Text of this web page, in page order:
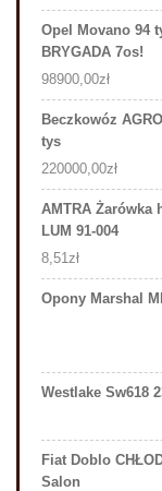
Opel Movano 94
BRYGADA 7os!
98900,00zł
Beczkowóz
tys
220000,00zł
AMTRA Żarówka
LUM 91-004
8,51zł
Opony Marshal
Westlake Sw618
Fiat Doblo
Salon